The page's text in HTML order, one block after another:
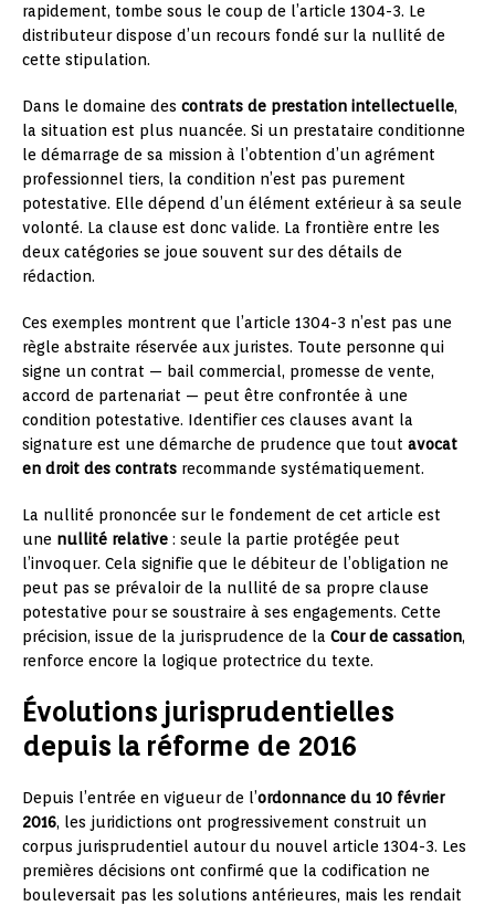
rapidement, tombe sous le coup de l’article 1304-3. Le
distributeur dispose d’un recours fondé sur la nullité de
cette stipulation.
Dans le domaine des contrats de prestation intellectuelle,
la situation est plus nuancée. Si un prestataire conditionne
le démarrage de sa mission à l’obtention d’un agrément
professionnel tiers, la condition n’est pas purement
potestative. Elle dépend d’un élément extérieur à sa seule
volonté. La clause est donc valide. La frontière entre les
deux catégories se joue souvent sur des détails de
rédaction.
Ces exemples montrent que l’article 1304-3 n’est pas une
règle abstraite réservée aux juristes. Toute personne qui
signe un contrat — bail commercial, promesse de vente,
accord de partenariat — peut être confrontée à une
condition potestative. Identifier ces clauses avant la
signature est une démarche de prudence que tout avocat
en droit des contrats recommande systématiquement.
La nullité prononcée sur le fondement de cet article est
une nullité relative : seule la partie protégée peut
l’invoquer. Cela signifie que le débiteur de l’obligation ne
peut pas se prévaloir de la nullité de sa propre clause
potestative pour se soustraire à ses engagements. Cette
précision, issue de la jurisprudence de la Cour de cassation,
renforce encore la logique protectrice du texte.
Évolutions jurisprudentielles
depuis la réforme de 2016
Depuis l’entrée en vigueur de l’ordonnance du 10 février
2016, les juridictions ont progressivement construit un
corpus jurisprudentiel autour du nouvel article 1304-3. Les
premières décisions ont confirmé que la codification ne
bouleversait pas les solutions antérieures, mais les rendait